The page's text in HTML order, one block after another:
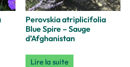
Perovskia atriplicifolia
Blue Spire – Sauge
d’Afghanistan
Lire la suite